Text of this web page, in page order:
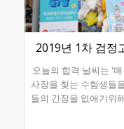
2019년 1차 검정
오늘의 합격 날씨는 '매우~ 맑음!' 아침 일찍
사장을 찾는 수험생들을 응원하
들의 긴장을 없애기위해 노력하고 맛있는